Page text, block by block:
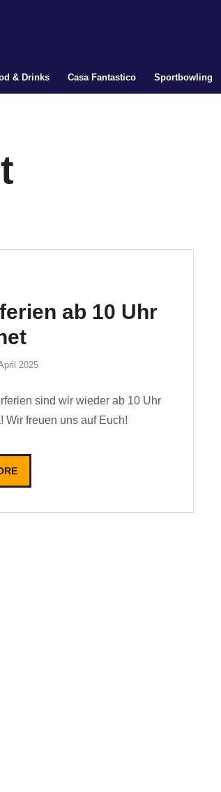
& Drinks Casa Fantastico Sportbowling
ab 10 Uhr
2025
sind wir wieder ab 10 Uhr
Wir freuen uns auf Euch!